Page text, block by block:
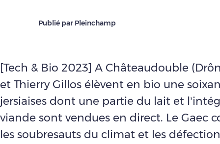
Publié par Pleinchamp
[Tech & Bio 2023] A Châteaudouble
et Thierry Gillos élèvent en bio une
jersiaises dont une partie du lait et
viande sont vendues en direct. Le Gaec
les soubresauts du climat et les